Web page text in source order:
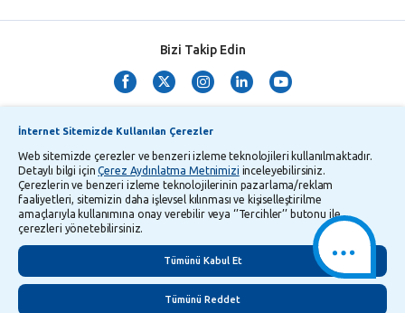
Bizi Takip Edin
TMSF ve YTM Zaman Aşımı Listesi Bilgi Toplumu Hizmetleri
Kişisel Verilerin Korunması Gizlilik Politikası Çerez Aydınlatma Metni
İletişim English
İnternet Sitemizde Kullanılan Çerezler
Web sitemizde çerezler ve benzeri izleme teknolojileri kullanılmaktadır.
Detaylı bilgi içinÇerez Aydınlatma Metnimizi inceleyebilirsiniz.
Çerezlerin ve benzeri izleme teknolojilerinin pazarlama/reklam
faaliyetleri, sitemizin daha işlevsel kılınması ve kişiselleştirilme
amaçlarıyla kullanımına onay verebilir veya ‘’Tercihler’’ butonu ile
çerezleri yönetebilirsiniz.
Tümünü Reddet
Tümünü Kabul Et